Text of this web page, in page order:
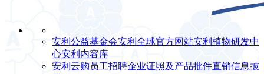
安利公益基金会安利全球官方网站安利植物研发中
心安利内容库
安利云购 员工招聘企业证照及产品批件直销信息披